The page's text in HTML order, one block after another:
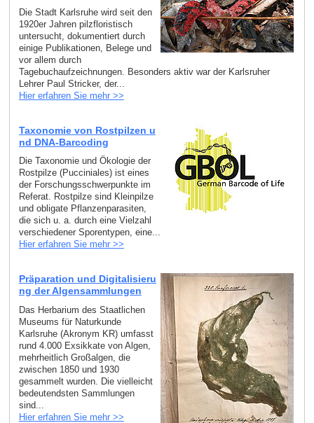
Die Stadt Karlsruhe wird seit den
1920er Jahren pilzfloristisch
untersucht, dokumentiert durch
einige Publikationen, Belege und
vor allem durch
Tagebuchaufzeichnungen. Besonders aktiv war der Karlsruher
Lehrer Paul Stricker, der...
Hier erfahren Sie mehr >>
Taxonomie von Rostpilzen u
nd DNA-Barcoding
Die Taxonomie und Ökologie der
Rostpilze (Pucciniales) ist eines
der Forschungsschwerpunkte im
Referat. Rostpilze sind Kleinpilze
und obligate Pflanzenparasiten,
die sich u. a. durch eine Vielzahl
verschiedener Sporentypen, eine...
Hier erfahren Sie mehr >>
Präparation und Digitalisieru
ng der Algensammlungen
Das Herbarium des Staatlichen
Museums für Naturkunde
Karlsruhe (Akronym KR) umfasst
rund 4.000 Exsikkate von Algen,
mehrheitlich Großalgen, die
zwischen 1850 und 1930
gesammelt wurden. Die vielleicht
bedeutendsten Sammlungen
sind...
Hier erfahren Sie mehr >>